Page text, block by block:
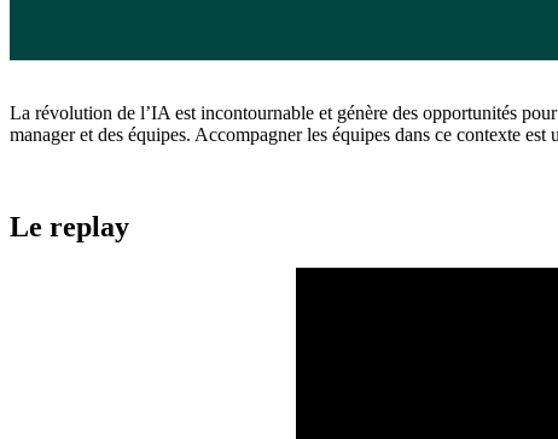
La révolution de l’IA est incontournable et génère des opportunités
manager et des équipes. Accompagner les équipes dans ce contexte est
Le replay